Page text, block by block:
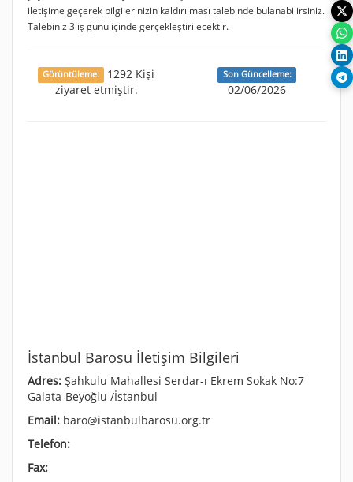
iletişime geçerek bilgilerinizin kaldırılması talebinde bulanabilirsiniz.
Talebiniz 3 iş günü içinde gerçekleştirilecektir.
Görüntüleme:
1292 Kişi
ziyaret etmiştir.
Son Güncelleme:
02/06/2026
İstanbul Barosu İletişim Bilgileri
Adres: Şahkulu Mahallesi Serdar-ı Ekrem Sokak No:7
Galata-Beyoğlu /İstanbul
Email: baro@istanbulbarosu.org.tr
Telefon:
Fax: